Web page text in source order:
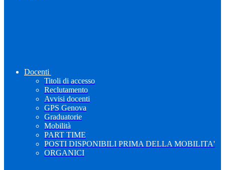
Docenti
Titoli di accesso
Reclutamento
Avvisi docenti
GPS Genova
Graduatorie
Mobilità
PART TIME
POSTI DISPONIBILI PRIMA DELLA MOBILITA'
ORGANICI